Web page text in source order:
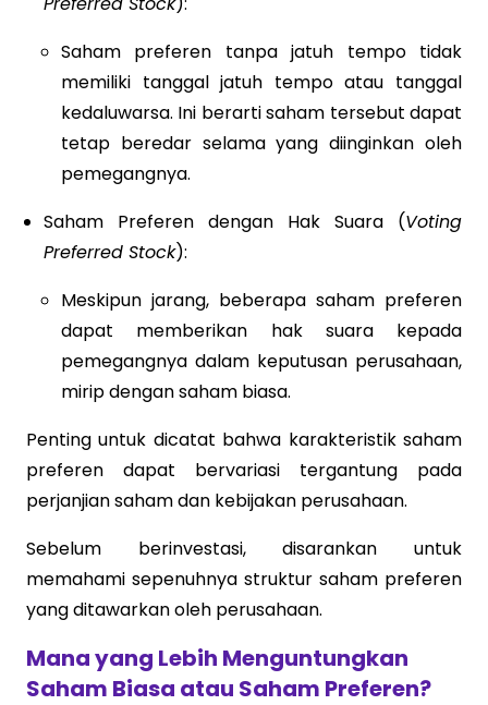
Saham preferen tanpa jatuh tempo tidak
memiliki tanggal jatuh tempo atau tanggal
kedaluwarsa. Ini berarti saham tersebut dapat
tetap beredar selama yang diinginkan oleh
pemegangnya.
Saham Preferen dengan Hak Suara (Voting
Preferred Stock):
Meskipun jarang, beberapa saham preferen
dapat memberikan hak suara kepada
pemegangnya dalam keputusan perusahaan,
mirip dengan saham biasa.
Penting untuk dicatat bahwa karakteristik saham
preferen dapat bervariasi tergantung pada
perjanjian saham dan kebijakan perusahaan.
Sebelum berinvestasi, disarankan untuk
memahami sepenuhnya struktur saham preferen
yang ditawarkan oleh perusahaan.
Mana yang Lebih Menguntungkan
Saham Biasa atau Saham Preferen?